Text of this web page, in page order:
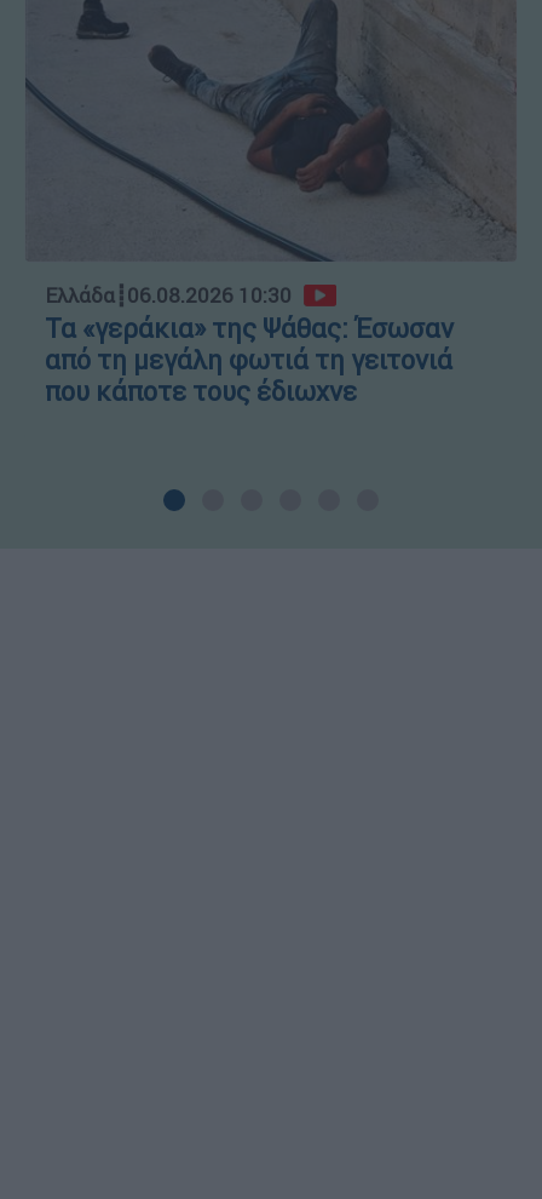
Ελλάδα┋06.08.2026 10:30
Τα «γεράκια» της Ψάθας: Έσωσαν
από τη μεγάλη φωτιά τη γειτονιά
που κάποτε τους έδιωχνε